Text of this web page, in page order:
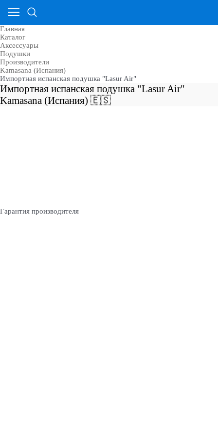
Главная
Каталог
Аксессуары
Подушки
Производители
Kamasana (Испания)
Импортная испанская подушка "Lasur Air"
Импортная испанская подушка "Lasur Air"
Kamasana (Испания) 🇪🇸
Гарантия производителя